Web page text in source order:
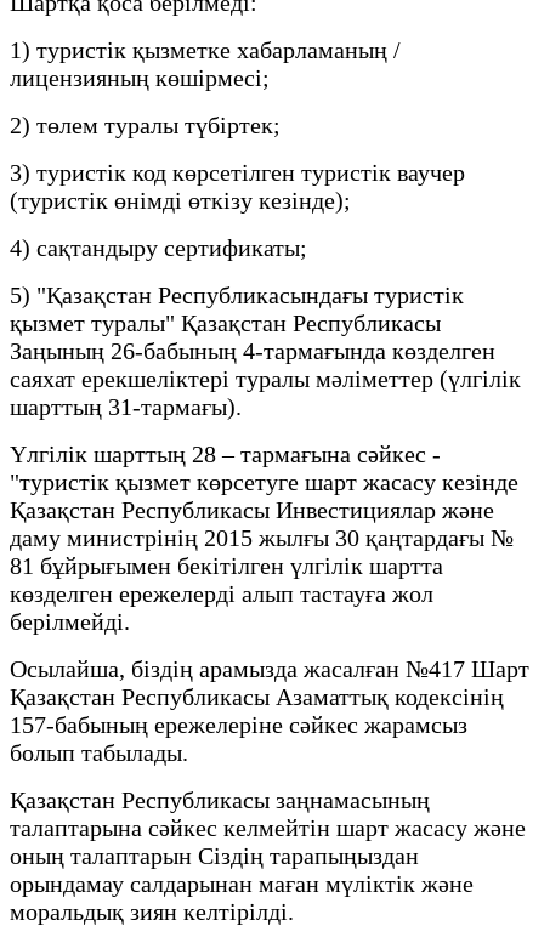
1) туристік қызметке хабарламаның /
лицензияның көшірмесі;
2) төлем туралы түбіртек;
3) туристік код көрсетілген туристік ваучер
(туристік өнімді өткізу кезінде);
4) сақтандыру сертификаты;
5) "Қазақстан Республикасындағы туристік
қызмет туралы" Қазақстан Республикасы
Заңының 26-бабының 4-тармағында көзделген
саяхат ерекшеліктері туралы мәліметтер (үлгілік
шарттың 31-тармағы).
Үлгілік шарттың 28 – тармағына сәйкес -
"туристік қызмет көрсетуге шарт жасасу кезінде
Қазақстан Республикасы Инвестициялар және
даму министрінің 2015 жылғы 30 қаңтардағы №
81 бұйрығымен бекітілген үлгілік шартта
көзделген ережелерді алып тастауға жол
берілмейді.
Осылайша, біздің арамызда жасалған №417 Шарт
Қазақстан Республикасы Азаматтық кодексінің
157-бабының ережелеріне сәйкес жарамсыз
болып табылады.
Қазақстан Республикасы заңнамасының
талаптарына сәйкес келмейтін шарт жасасу және
оның талаптарын Сіздің тарапыңыздан
орындамау салдарынан маған мүліктік және
моральдық зиян келтірілді.